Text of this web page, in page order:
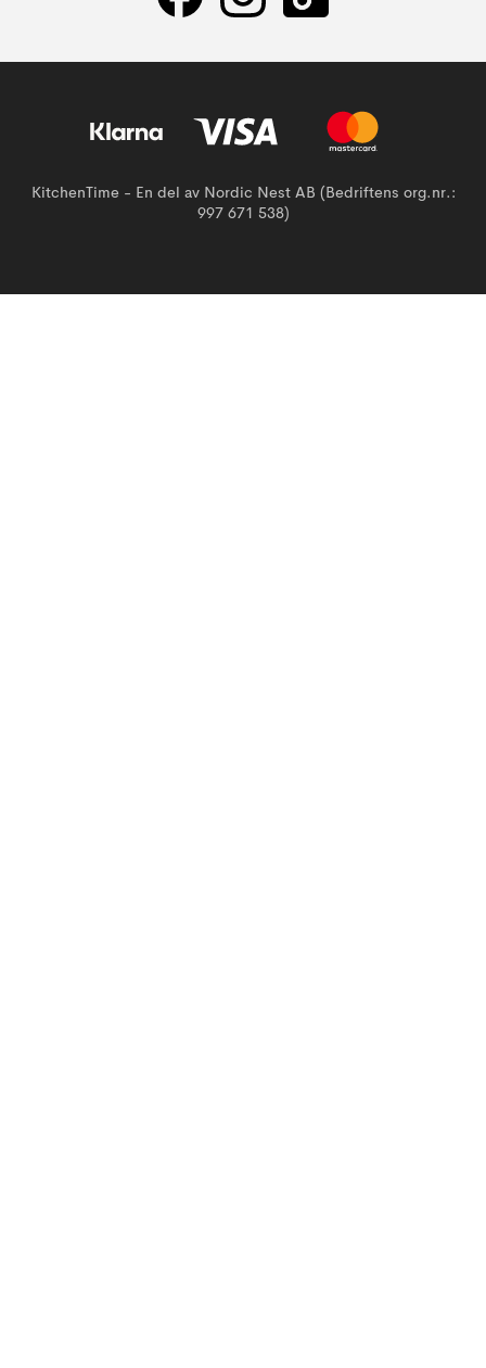
KitchenTime - En del av Nordic Nest AB (Bedriftens org.nr.:
997 671 538)